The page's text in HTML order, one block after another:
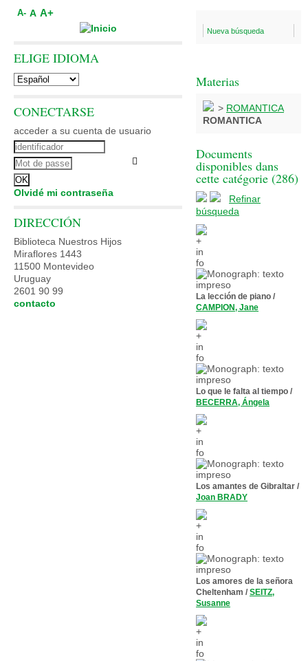
Nueva búsqueda
Materias
> ROMANTICA
ROMANTICA
Documents
disponibles dans
cette catégorie (286)
Refinar
búsqueda
La lección de piano /
CAMPION, Jane
Lo que le falta al tiempo /
BECERRA, Ángela
Los amantes de Gibraltar /
Joan BRADY
Los amores de la señora
Cheltenham / SEITZ,
Susanne
A- A A+
ELIGE IDIOMA
CONECTARSE
acceder a su cuenta de usuario
Olvidé mi contraseña
DIRECCIÓN
Biblioteca Nuestros Hijos
Miraflores 1443
11500 Montevideo
Uruguay
2601 90 99
contacto